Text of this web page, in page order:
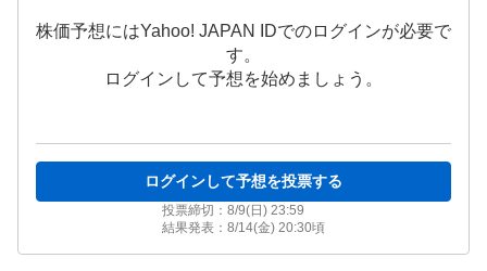
株価予想にはYahoo! JAPAN IDでのログインが必要で
す。
ログインして予想を始めましょう。
ログインして予想を投票する
投票締切： 8/9(日) 23:59
結果発表： 8/14(金) 20:30頃